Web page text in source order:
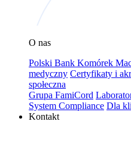
O nas
Polski Bank Komórek
medyczny Certyfikaty i
społeczna
Grupa FamiCord
System Compliance Dla
Kontakt